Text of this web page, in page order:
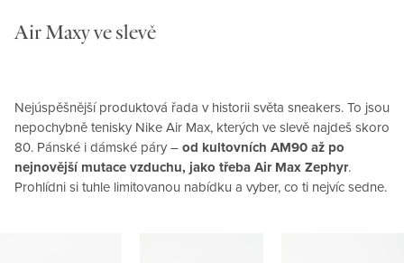
Air Maxy ve slevě
Nejúspěšnější produktová řada v historii světa sneakers. To jsou
nepochybně tenisky Nike Air Max, kterých ve slevě najdeš skoro
80. Pánské i dámské páry – od kultovních AM90 až po
nejnovější mutace vzduchu, jako třeba Air Max Zephyr.
Prohlídni si tuhle limitovanou nabídku a vyber, co ti nejvíc sedne.